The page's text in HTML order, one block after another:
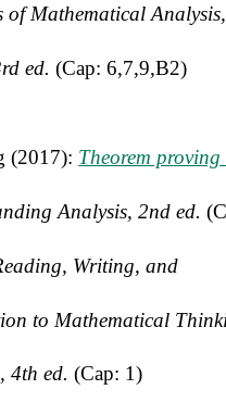
of Mathematical Analysis,
ed. (Cap: 6,7,9,B2)
(2017): Theorem
Analysis, 2nd ed.
Writing, and
to Mathematical
4th ed. (Cap: 1)